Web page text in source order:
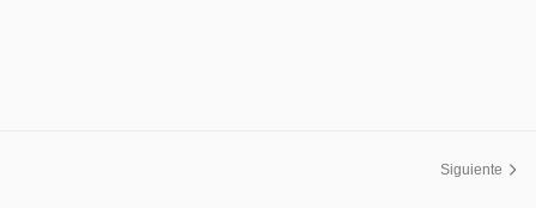
Siguiente